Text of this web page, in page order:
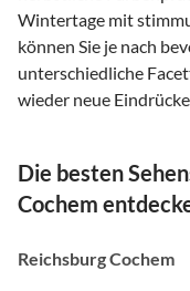
Wintertage mit
können Sie je nach
unterschiedliche
wieder neue
Die besten
Cochem
Reichsburg Cochem